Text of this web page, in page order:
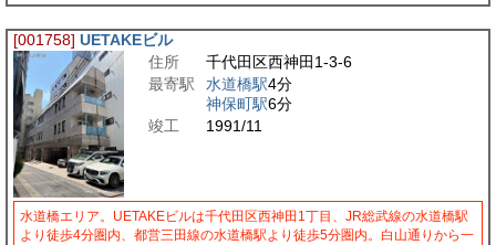
[001758] UETAKEビル
住所
千代田区西神田1-3-6
最寄駅
水道橋駅4分
神保町駅6分
竣工
1991/11
水道橋エリア。UETAKEビルは千代田区西神田1丁目、JR総武線の水道橋駅
より徒歩4分圏内、都営三田線の水道橋駅より徒歩5分圏内。白山通りから一